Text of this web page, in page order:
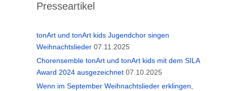
Presseartikel
tonArt und tonArt kids Jugendchor singen
Weihnachtslieder 07.11.2025
Chorensemble tonArt und tonArt kids mit dem SILA
Award 2024 ausgezeichnet 07.10.2025
Wenn im September Weihnachtslieder erklingen,